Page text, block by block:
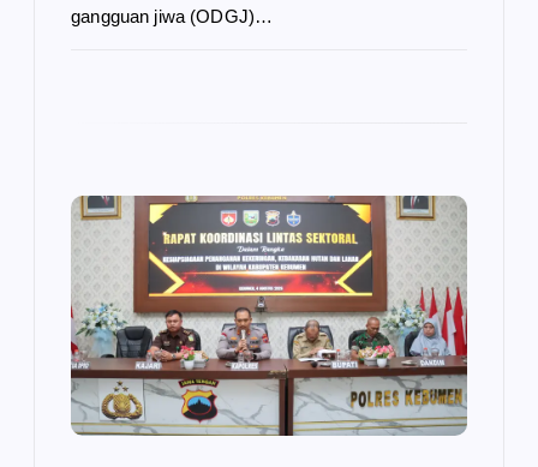
gangguan jiwa (ODGJ)…